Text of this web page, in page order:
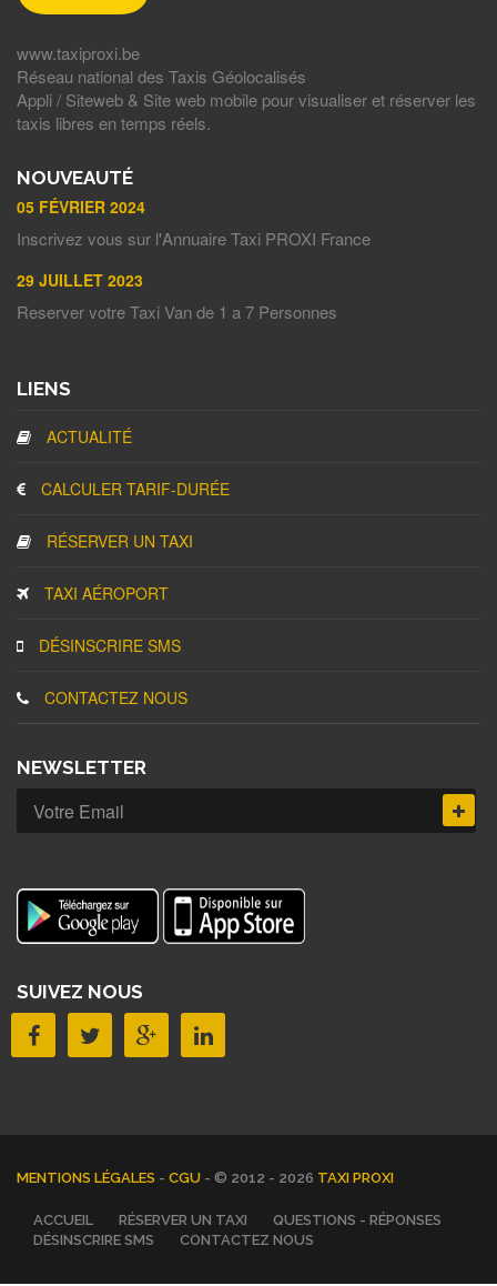
www.taxiproxi.be
Réseau national des Taxis Géolocalisés
Appli / Siteweb & Site web mobile pour visualiser et réserver les
taxis libres en temps réels.
NOUVEAUTÉ
05 FÉVRIER 2024
Inscrivez vous sur l'Annuaire Taxi PROXI France
29 JUILLET 2023
Reserver votre Taxi Van de 1 a 7 Personnes
LIENS
ACTUALITÉ
CALCULER TARIF-DURÉE
RÉSERVER UN TAXI
TAXI AÉROPORT
DÉSINSCRIRE SMS
CONTACTEZ NOUS
NEWSLETTER
SUIVEZ NOUS
MENTIONS LÉGALES - CGU - © 2012 - 2026 TAXI PROXI
ACCUEIL RÉSERVER UN TAXI
QUESTIONS - RÉPONSES
DÉSINSCRIRE SMS
CONTACTEZ NOUS